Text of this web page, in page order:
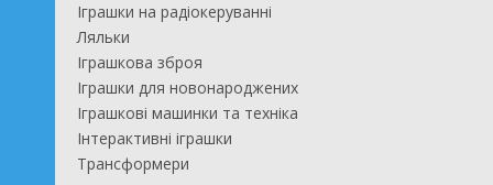
Іграшки на радіокеруванні
Ляльки
Іграшкова зброя
Іграшки для новонароджених
Іграшкові машинки та техніка
Інтерактивні іграшки
Трансформери